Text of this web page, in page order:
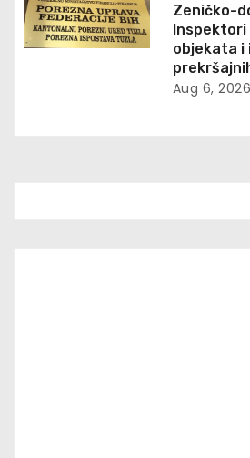
Zeničko-
objekata i
Aug 6, 2026